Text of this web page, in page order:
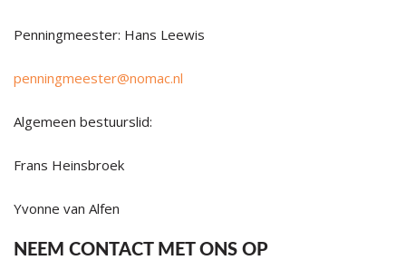
Penningmeester: Hans Leewis
penningmeester@nomac.nl
Algemeen bestuurslid:
Frans Heinsbroek
Yvonne van Alfen
NEEM CONTACT MET ONS OP